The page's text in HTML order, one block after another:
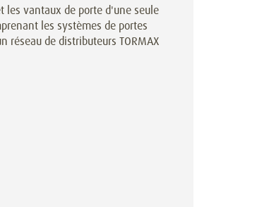
les vantaux de porte d'une seule
les systèmes de portes
de distributeurs TORMAX